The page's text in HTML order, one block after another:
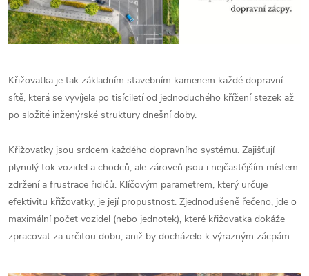
Křižovatka je tak základním stavebním kamenem každé dopravní
sítě, která se vyvíjela po tisíciletí od jednoduchého křížení stezek až
po složité inženýrské struktury dnešní doby.
Křižovatky jsou srdcem každého dopravního systému. Zajišťují
plynulý tok vozidel a chodců, ale zároveň jsou i nejčastějším místem
zdržení a frustrace řidičů. Klíčovým parametrem, který určuje
efektivitu křižovatky, je její propustnost. Zjednodušeně řečeno, jde o
maximální počet vozidel (nebo jednotek), které křižovatka dokáže
zpracovat za určitou dobu, aniž by docházelo k výrazným zácpám.